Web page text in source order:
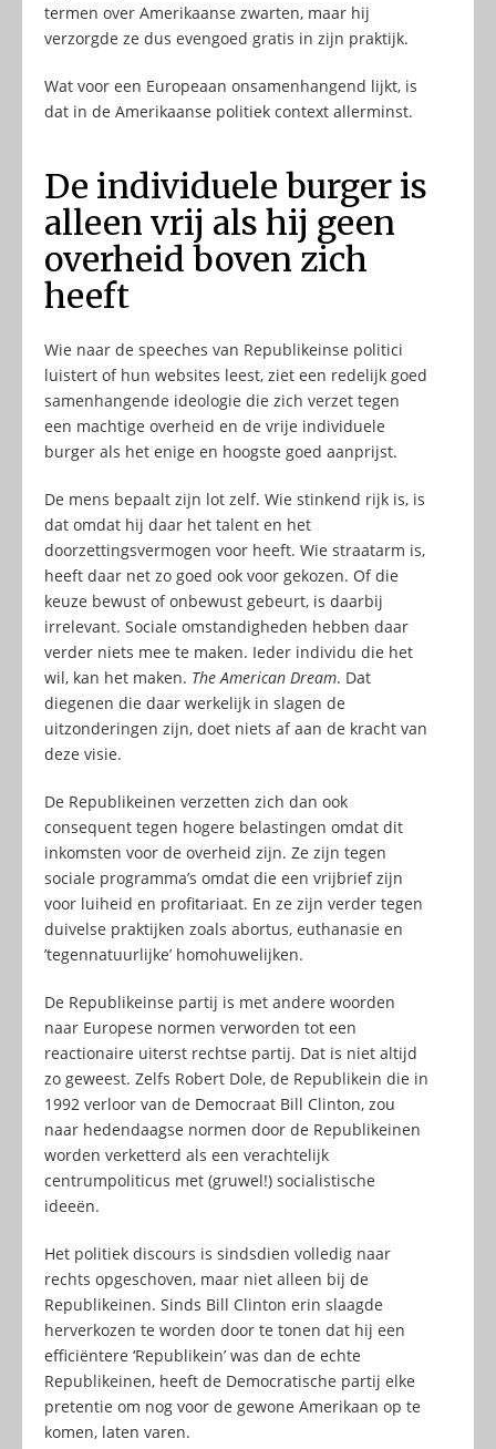
termen over Amerikaanse zwarten, maar hij
verzorgde ze dus evengoed gratis in zijn praktijk.
Wat voor een Europeaan onsamenhangend lijkt, is
dat in de Amerikaanse politiek context allerminst.
De individuele burger is
alleen vrij als hij geen
overheid boven zich
heeft
Wie naar de speeches van Republikeinse politici
luistert of hun websites leest, ziet een redelijk goed
samenhangende ideologie die zich verzet tegen
een machtige overheid en de vrije individuele
burger als het enige en hoogste goed aanprijst.
De mens bepaalt zijn lot zelf. Wie stinkend rijk is, is
dat omdat hij daar het talent en het
doorzettingsvermogen voor heeft. Wie straatarm is,
heeft daar net zo goed ook voor gekozen. Of die
keuze bewust of onbewust gebeurt, is daarbij
irrelevant. Sociale omstandigheden hebben daar
verder niets mee te maken. Ieder individu die het
wil, kan het maken. The American Dream. Dat
diegenen die daar werkelijk in slagen de
uitzonderingen zijn, doet niets af aan de kracht van
deze visie.
De Republikeinen verzetten zich dan ook
consequent tegen hogere belastingen omdat dit
inkomsten voor de overheid zijn. Ze zijn tegen
sociale programma’s omdat die een vrijbrief zijn
voor luiheid en profitariaat. En ze zijn verder tegen
duivelse praktijken zoals abortus, euthanasie en
’tegennatuurlijke’ homohuwelijken.
De Republikeinse partij is met andere woorden
naar Europese normen verworden tot een
reactionaire uiterst rechtse partij. Dat is niet altijd
zo geweest. Zelfs Robert Dole, de Republikein die in
1992 verloor van de Democraat Bill Clinton, zou
naar hedendaagse normen door de Republikeinen
worden verketterd als een verachtelijk
centrumpoliticus met (gruwel!) socialistische
ideeën.
Het politiek discours is sindsdien volledig naar
rechts opgeschoven, maar niet alleen bij de
Republikeinen. Sinds Bill Clinton erin slaagde
herverkozen te worden door te tonen dat hij een
efficiëntere ‘Republikein’ was dan de echte
Republikeinen, heeft de Democratische partij elke
pretentie om nog voor de gewone Amerikaan op te
komen, laten varen.